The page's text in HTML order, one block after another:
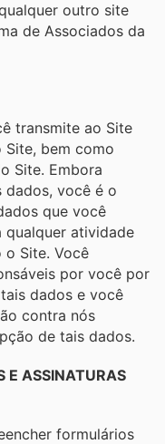
outro site
de Associados da
transmite ao Site
Site, bem como
Site. Embora
você é o
que você
qualquer atividade
o Site. Você
​​por você por
dados e você
contra nós
de tais dados.
E ASSINATURAS
formulários